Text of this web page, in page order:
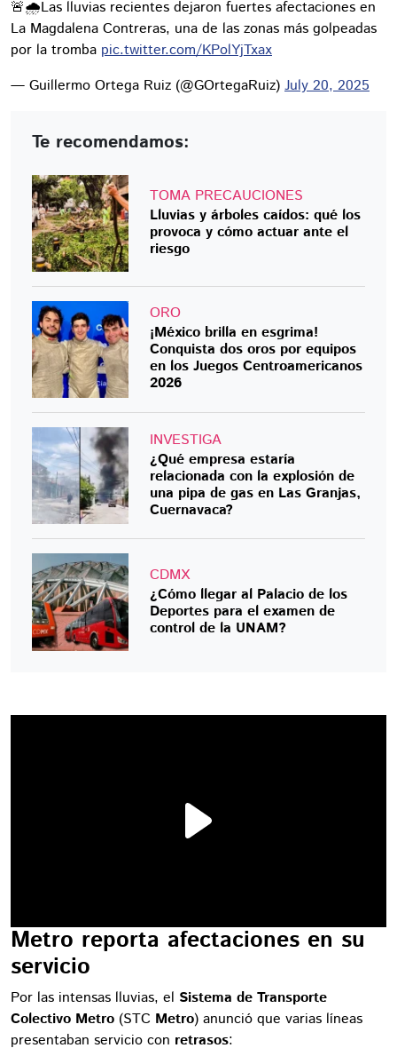
🚨🌧️Las lluvias recientes dejaron fuertes afectaciones en
La Magdalena Contreras, una de las zonas más golpeadas
por la tromba pic.twitter.com/KPolYjTxax
— Guillermo Ortega Ruiz (@GOrtegaRuiz) July 20, 2025
Te recomendamos:
TOMA PRECAUCIONES
Lluvias y árboles caídos: qué los
provoca y cómo actuar ante el
riesgo
ORO
¡México brilla en esgrima!
Conquista dos oros por equipos
en los Juegos Centroamericanos
2026
INVESTIGA
¿Qué empresa estaría
relacionada con la explosión de
una pipa de gas en Las Granjas,
Cuernavaca?
CDMX
¿Cómo llegar al Palacio de los
Deportes para el examen de
control de la UNAM?
Metro reporta afectaciones en su
servicio
Por las intensas lluvias, el Sistema de Transporte
Colectivo Metro (STC Metro) anunció que varias líneas
presentaban servicio con retrasos: